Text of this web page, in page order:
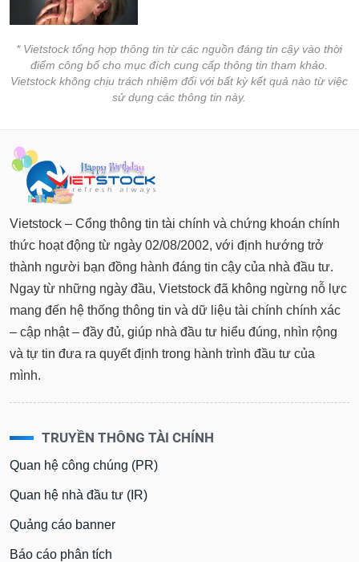
* Vietstock tổng hợp thông tin từ các nguồn đáng tin cậy vào thời
điểm công bố cho mục đích cung cấp thông tin tham khảo.
Vietstock không chịu trách nhiệm đối với bất kỳ kết quả nào từ việc
sử dụng các thông tin này.
Vietstock – Cổng thông tin tài chính và chứng khoán chính
thức hoạt động từ ngày 02/08/2002, với định hướng trở
thành người bạn đồng hành đáng tin cậy của nhà đầu tư.
Ngay từ những ngày đầu, Vietstock đã không ngừng nỗ lực
mang đến hệ thống thông tin và dữ liệu tài chính chính xác
– cập nhật – đầy đủ, giúp nhà đầu tư hiểu đúng, nhìn rộng
và tự tin đưa ra quyết định trong hành trình đầu tư của
mình.
TRUYỀN THÔNG TÀI CHÍNH
Quan hệ công chúng (PR)
Quan hệ nhà đầu tư (IR)
Quảng cáo banner
Báo cáo phân tích
chính